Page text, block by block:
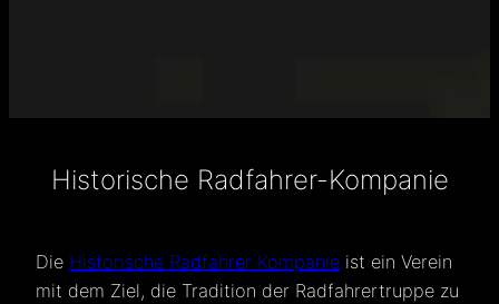
Historische Radfahrer-Kompanie
Die Historische Radfahrer Kompanie ist ein Verein
mit dem Ziel, die Tradition der Radfahrertruppe zu